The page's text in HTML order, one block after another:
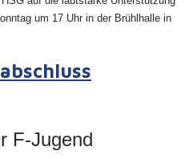
um 17 Uhr in der Brühlhalle in
F-Jugend